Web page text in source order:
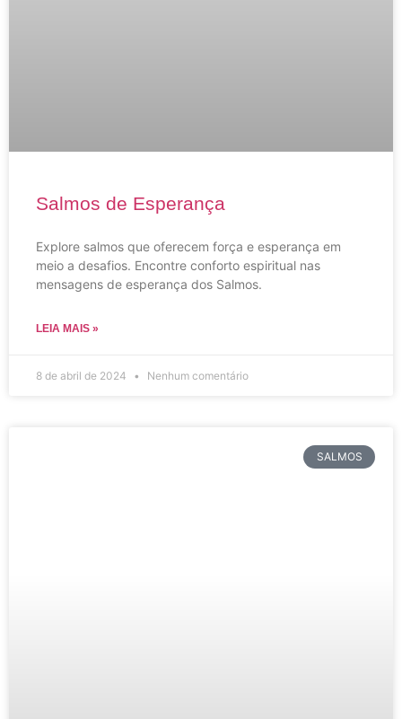
Salmos de Esperança
Explore salmos que oferecem força e esperança em
meio a desafios. Encontre conforto espiritual nas
mensagens de esperança dos Salmos.
LEIA MAIS »
8 de abril de 2024 Nenhum comentário
SALMOS